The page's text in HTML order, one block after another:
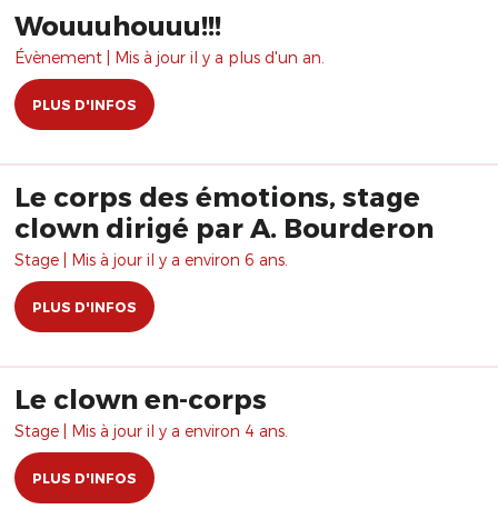
Wouuuhouuu!!!
Évènement | Mis à jour il y a plus d'un an.
PLUS D'INFOS
Le corps des émotions, stage
clown dirigé par A. Bourderon
Stage | Mis à jour il y a environ 6 ans.
PLUS D'INFOS
Le clown en-corps
Stage | Mis à jour il y a environ 4 ans.
PLUS D'INFOS